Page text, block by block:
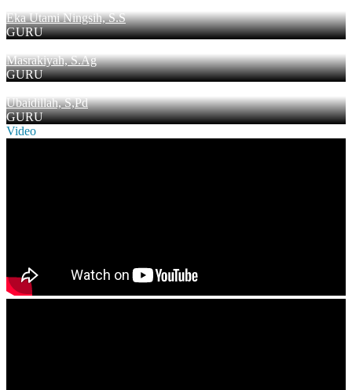
Eka Utami Ningsih, S.S
GURU
Masrakiyah, S.Ag
GURU
Ubaidillah, S,Pd
GURU
Video